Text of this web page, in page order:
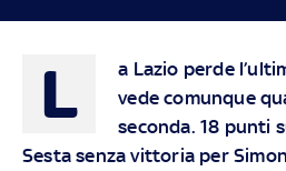
L
a Lazio perde
vede comunque
seconda. 18 punti
Sesta senza vittoria per